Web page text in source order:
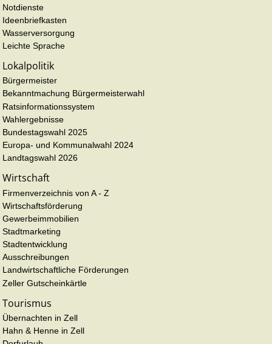
Notdienste
Ideenbriefkasten
Wasserversorgung
Leichte Sprache
Lokalpolitik
Bürgermeister
Bekanntmachung Bürgermeisterwahl
Ratsinformationssystem
Wahlergebnisse
Bundestagswahl 2025
Europa- und Kommunalwahl 2024
Landtagswahl 2026
Wirtschaft
Firmenverzeichnis von A - Z
Wirtschaftsförderung
Gewerbeimmobilien
Stadtmarketing
Stadtentwicklung
Ausschreibungen
Landwirtschaftliche Förderungen
Zeller Gutscheinkärtle
Tourismus
Übernachten in Zell
Hahn & Henne in Zell